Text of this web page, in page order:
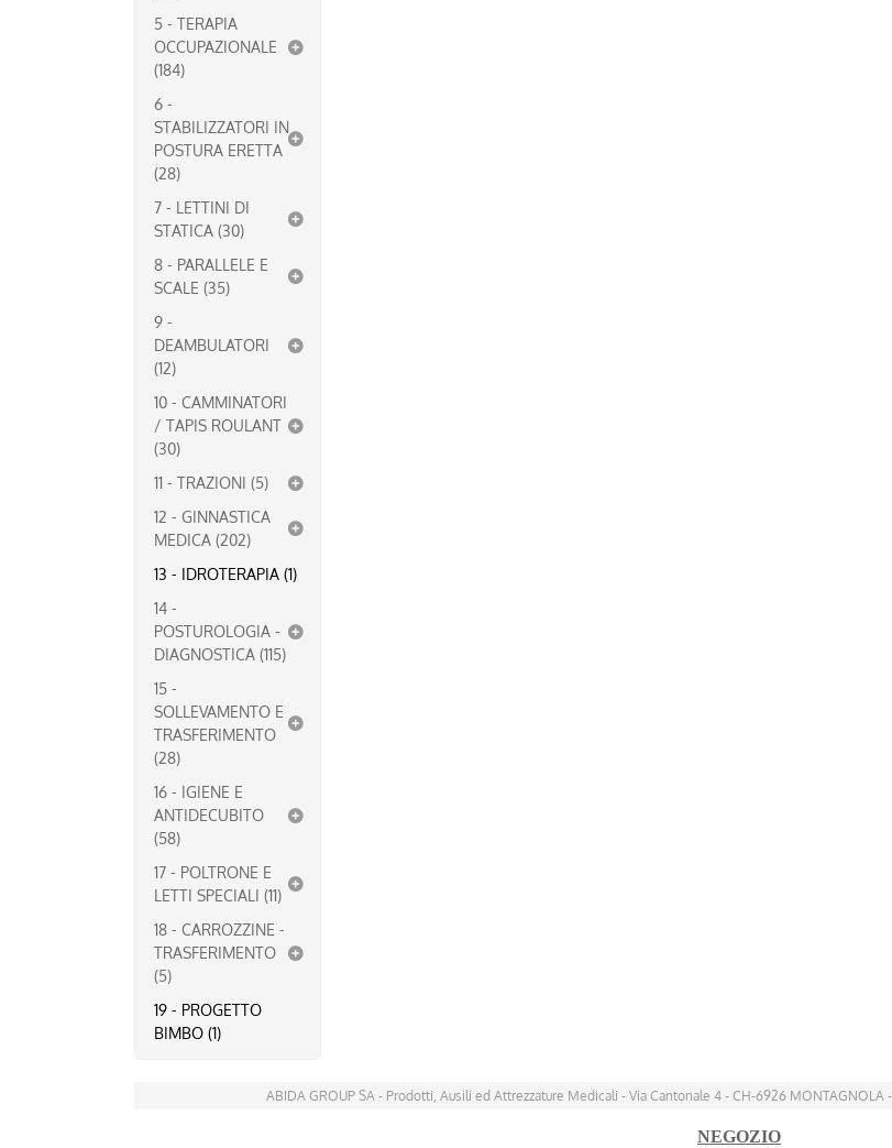
5 - TERAPIA
OCCUPAZIONALE
(184)
6 -
STABILIZZATORI IN
POSTURA ERETTA
(28)
7 - LETTINI DI
STATICA (30)
8 - PARALLELE E
SCALE (35)
9 -
DEAMBULATORI
(12)
10 - CAMMINATORI
/ TAPIS ROULANT
(30)
11 - TRAZIONI (5)
12 - GINNASTICA
MEDICA (202)
13 - IDROTERAPIA (1)
14 -
POSTUROLOGIA -
DIAGNOSTICA (115)
15 -
SOLLEVAMENTO E
TRASFERIMENTO
(28)
16 - IGIENE E
ANTIDECUBITO
(58)
17 - POLTRONE E
LETTI SPECIALI (11)
18 - CARROZZINE -
TRASFERIMENTO
(5)
19 - PROGETTO
BIMBO (1)
ABIDA GROUP SA - Prodotti, Ausili ed Attrezzature Medicali - Via Cantonale 4 - CH-6926 MONTAGNOLA -
NEGOZIO